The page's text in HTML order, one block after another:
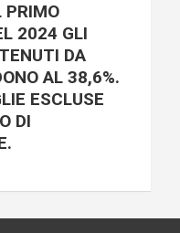
PRIMO
2024 GLI
DA
AL 38,6%.
ESCLUSE
DI